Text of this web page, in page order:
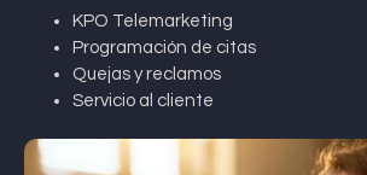
KPO Telemarketing
Programación de citas
Quejas y reclamos
Servicio al cliente